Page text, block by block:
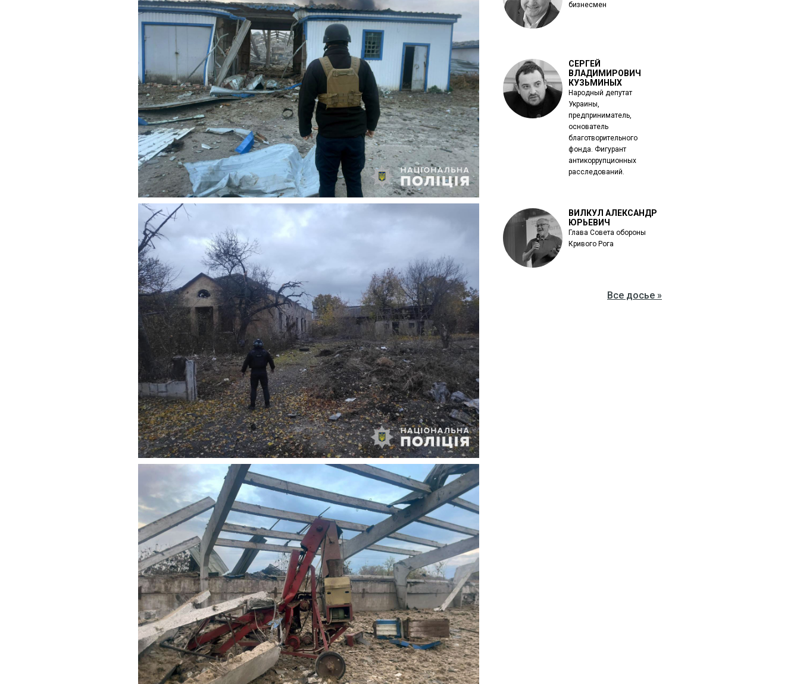
бизнесмен
СЕРГЕЙ
ВЛАДИМИРОВИЧ
КУЗЬМИНЫХ
Народный депутат
Украины,
предприниматель,
основатель
благотворительного
фонда. Фигурант
антикоррупционных
расследований.
ВИЛКУЛ АЛЕКСАНДР
ЮРЬЕВИЧ
Глава Совета обороны
Кривого Рога
Все досье »